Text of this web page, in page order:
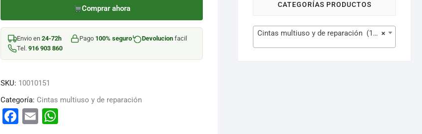
50MMX25MT
TEJIDO
GAF
cantidad
Comprar ahora
Envio en 24-72h Pago 100% seguro Devolucion facil
Tel. 916 903 860
SKU: 10010151
Categoría: Cintas multiuso y de reparación
F
E
CATEGORÍAS PRODUCTOS
×
Cintas multiuso y de reparación (157)